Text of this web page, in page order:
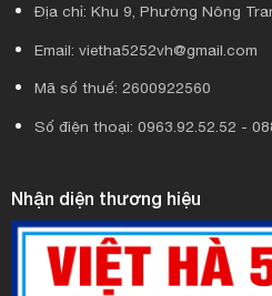
Địa chỉ: Khu 9, Phường Nông
Email: vietha5252vh@gmail.com
Mã số thuế: 2600922560
Số điện thoại: 0963.92.52.52 -
Nhận diện thương hiệu